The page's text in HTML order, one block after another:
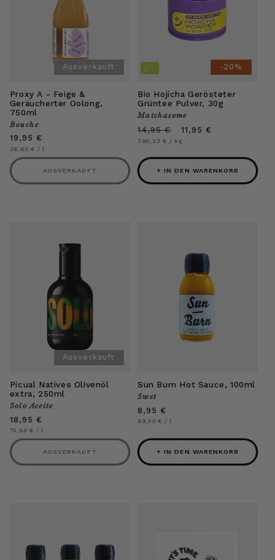
Ausverkauft
Proxy A - Feige &
Geräucherter Oolong,
750ml
Anbieter:
Bouche
Normaler
Preis
19,95 €
Grundpreis
26,60 € / pro
l
AUSVERKAUFT
-20%
Bio Hojicha Gerösteter
Grüntee Pulver, 30g
Anbieter:
Matchasome
Normaler
Preis
14,95 € Verkaufspreis
11,95 €
Grundpreis
398,33 € / pro
kg
+ IN DEN WARENKORB
Ausverkauft
Picual Natives Olivenöl
extra, 250ml
Anbieter:
Solo Aceite
Normaler
Preis
18,95 €
Grundpreis
75,80 € / pro
l
AUSVERKAUFT
Sun Burn Hot Sauce, 100ml
Anbieter:
Swet
Normaler
Preis
8,95 €
Grundpreis
89,50 € / pro
l
+ IN DEN WARENKORB